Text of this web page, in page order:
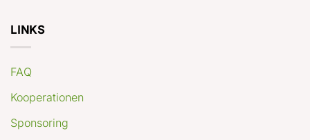
LINKS
FAQ
Kooperationen
Sponsoring